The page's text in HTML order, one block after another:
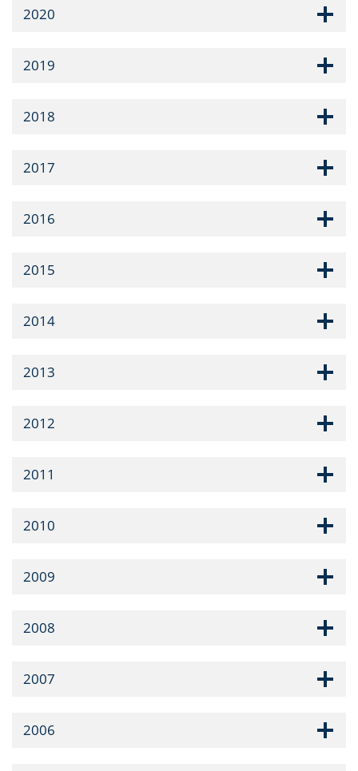
2020
2019
2018
2017
2016
2015
2014
2013
2012
2011
2010
2009
2008
2007
2006